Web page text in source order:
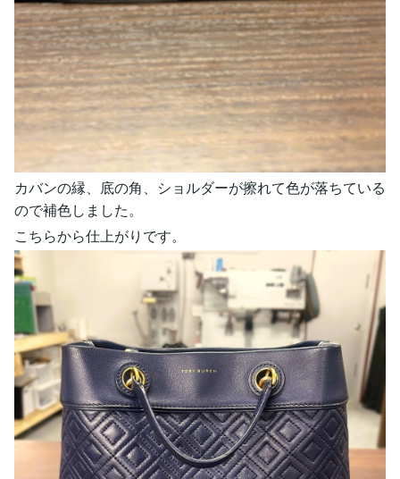
カバンの縁、底の角、ショルダーが擦れて色が落ちている
ので補色しました。
こちらから仕上がりです。